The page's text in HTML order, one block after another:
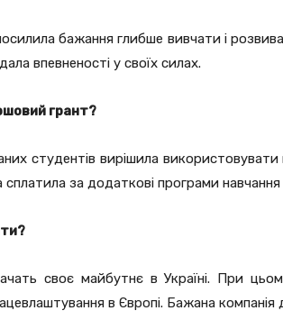
бажання глибше вивчати і
впевненості у своїх силах.
грант?
студентів вирішила
сплатила за додаткові програми
своє майбутнє в Україні. При
в Європі. Бажана компанія